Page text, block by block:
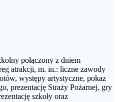
połączony z dniem
atrakcji, m. in.: liczne zawody
występy artystyczne, pokaz
prezentację Straży Pożarnej, gry
szkoły oraz